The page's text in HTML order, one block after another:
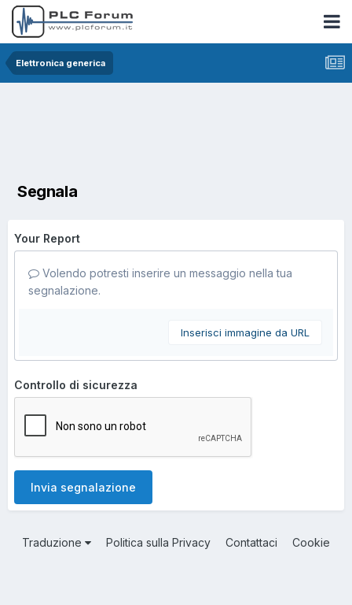
Elettronica generica
Segnala
Your Report
Volendo potresti inserire un messaggio nella tua
segnalazione.
Inserisci immagine da URL
Controllo di sicurezza
Invia segnalazione
Traduzione Politica sulla Privacy Contattaci Cookie